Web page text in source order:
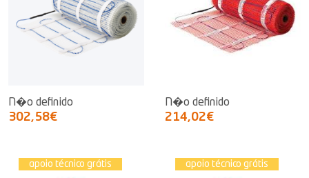
N�o definido
302,58€
N�o definido
214,02€
apoio técnico grátis apoio técnico grátis